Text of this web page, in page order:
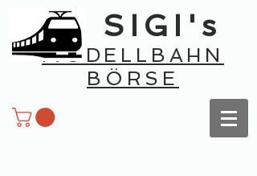
SIGI's
MODELLBAHN
BÖRSE